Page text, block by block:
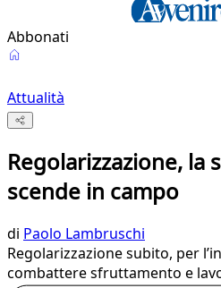
Abbonati
Attualità
Regolarizzazione, la
scende in campo
di Paolo Lambruschi
Regolarizzazione subito, per
combattere sfruttamento e